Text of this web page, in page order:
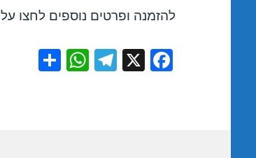
להזמנה ופרטים נוספים לחצו על
F
X
T
W